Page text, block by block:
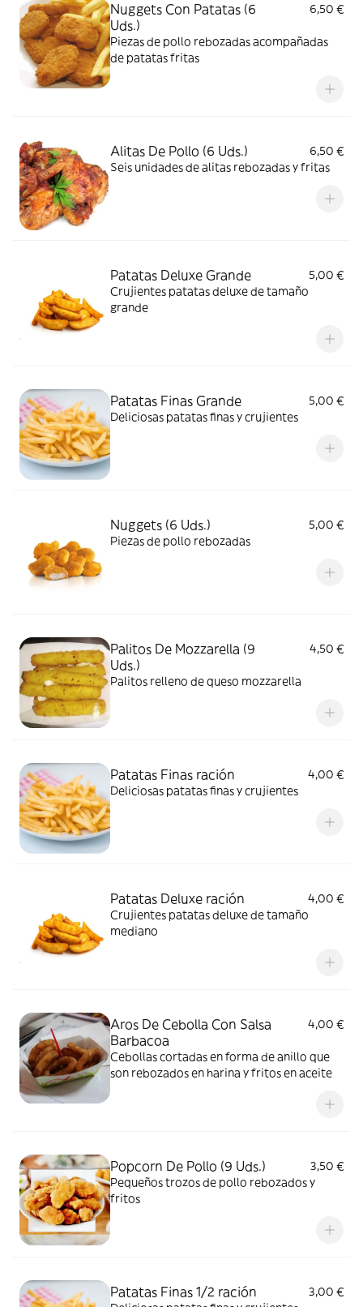
Nuggets Con Patatas (6
Uds.)
6,50 €
Piezas de pollo rebozadas acompañadas
de patatas fritas
Alitas De Pollo (6 Uds.)
6,50 €
Seis unidades de alitas rebozadas y fritas
Patatas Deluxe Grande
5,00 €
Crujientes patatas deluxe de tamaño
grande
Patatas Finas Grande
5,00 €
Deliciosas patatas finas y crujientes
Nuggets (6 Uds.)
5,00 €
Piezas de pollo rebozadas
Palitos De Mozzarella (9
Uds.)
4,50 €
Palitos relleno de queso mozzarella
Patatas Finas ración
4,00 €
Deliciosas patatas finas y crujientes
Patatas Deluxe ración
4,00 €
Crujientes patatas deluxe de tamaño
mediano
Aros De Cebolla Con Salsa
Barbacoa
4,00 €
Cebollas cortadas en forma de anillo que
son rebozados en harina y fritos en aceite
Popcorn De Pollo (9 Uds.)
3,50 €
Pequeños trozos de pollo rebozados y
fritos
Patatas Finas 1/2 ración
3,00 €